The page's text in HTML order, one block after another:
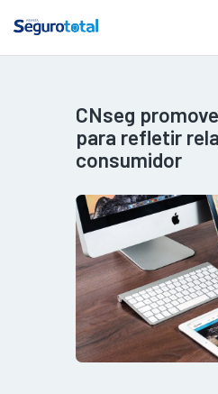
NOTÍCIAS
REVISTA
GAIVOTA DE
OURO
ST SUMMIT
MULHERES
GESTORAS
HOMEST
HOME
CNseg
para refletir
consumidor